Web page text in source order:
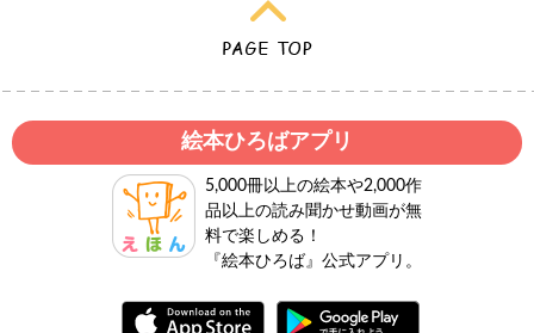
絵本ひろばアプリ
5,000冊以上の絵本や2,000作
品以上の読み聞かせ動画が無
料で楽しめる！
『絵本ひろば』公式アプリ。